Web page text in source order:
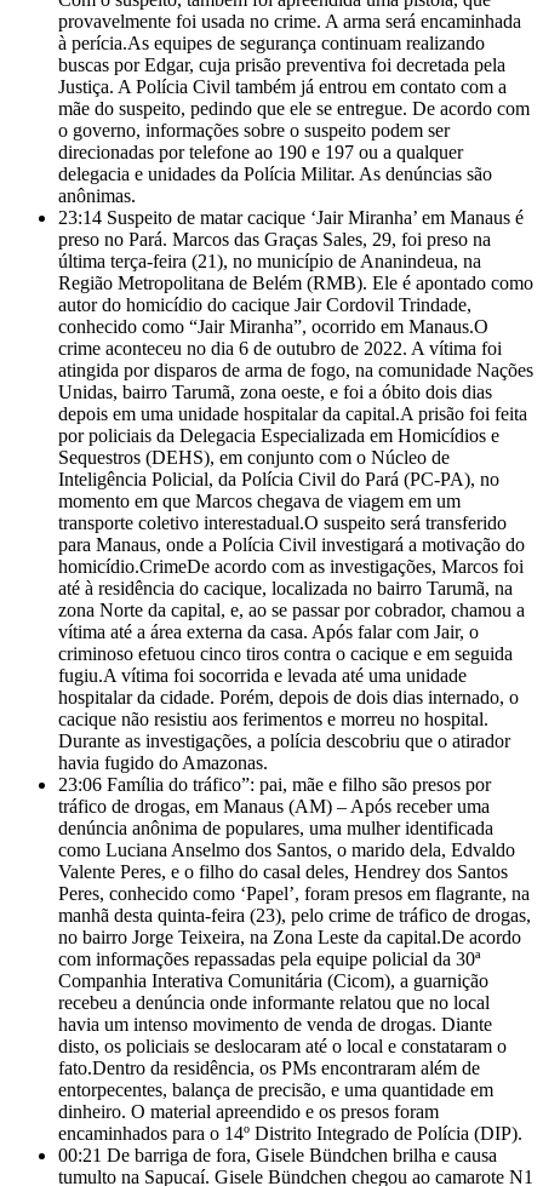
provavelmente foi usada no crime. A arma será encaminhada
à perícia.As equipes de segurança continuam realizando
buscas por Edgar, cuja prisão preventiva foi decretada pela
Justiça. A Polícia Civil também já entrou em contato com a
mãe do suspeito, pedindo que ele se entregue. De acordo com
o governo, informações sobre o suspeito podem ser
direcionadas por telefone ao 190 e 197 ou a qualquer
delegacia e unidades da Polícia Militar. As denúncias são
anônimas.
23:14 Suspeito de matar cacique ‘Jair Miranha’ em Manaus é
preso no Pará. Marcos das Graças Sales, 29, foi preso na
última terça-feira (21), no município de Ananindeua, na
Região Metropolitana de Belém (RMB). Ele é apontado como
autor do homicídio do cacique Jair Cordovil Trindade,
conhecido como “Jair Miranha”, ocorrido em Manaus.O
crime aconteceu no dia 6 de outubro de 2022. A vítima foi
atingida por disparos de arma de fogo, na comunidade Nações
Unidas, bairro Tarumã, zona oeste, e foi a óbito dois dias
depois em uma unidade hospitalar da capital.A prisão foi feita
por policiais da Delegacia Especializada em Homicídios e
Sequestros (DEHS), em conjunto com o Núcleo de
Inteligência Policial, da Polícia Civil do Pará (PC-PA), no
momento em que Marcos chegava de viagem em um
transporte coletivo interestadual.O suspeito será transferido
para Manaus, onde a Polícia Civil investigará a motivação do
homicídio.CrimeDe acordo com as investigações, Marcos foi
até à residência do cacique, localizada no bairro Tarumã, na
zona Norte da capital, e, ao se passar por cobrador, chamou a
vítima até a área externa da casa. Após falar com Jair, o
criminoso efetuou cinco tiros contra o cacique e em seguida
fugiu.A vítima foi socorrida e levada até uma unidade
hospitalar da cidade. Porém, depois de dois dias internado, o
cacique não resistiu aos ferimentos e morreu no hospital.
Durante as investigações, a polícia descobriu que o atirador
havia fugido do Amazonas.
23:06 Família do tráfico”: pai, mãe e filho são presos por
tráfico de drogas, em Manaus (AM) – Após receber uma
denúncia anônima de populares, uma mulher identificada
como Luciana Anselmo dos Santos, o marido dela, Edvaldo
Valente Peres, e o filho do casal deles, Hendrey dos Santos
Peres, conhecido como ‘Papel’, foram presos em flagrante, na
manhã desta quinta-feira (23), pelo crime de tráfico de drogas,
no bairro Jorge Teixeira, na Zona Leste da capital.De acordo
com informações repassadas pela equipe policial da 30ª
Companhia Interativa Comunitária (Cicom), a guarnição
recebeu a denúncia onde informante relatou que no local
havia um intenso movimento de venda de drogas. Diante
disto, os policiais se deslocaram até o local e constataram o
fato.Dentro da residência, os PMs encontraram além de
entorpecentes, balança de precisão, e uma quantidade em
dinheiro. O material apreendido e os presos foram
encaminhados para o 14º Distrito Integrado de Polícia (DIP).
00:21 De barriga de fora, Gisele Bündchen brilha e causa
tumulto na Sapucaí. Gisele Bündchen chegou ao camarote N1